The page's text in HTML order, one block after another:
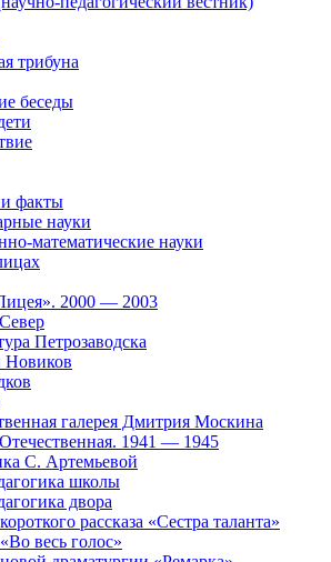
трибуна
беседы
факты
науки
математические науки
2000 — 2003
Петрозаводска
галерея Дмитрия Москина
1941 — 1945
С. Артемьевой
школы
двора
рассказа «Сестра таланта»
весь голос»